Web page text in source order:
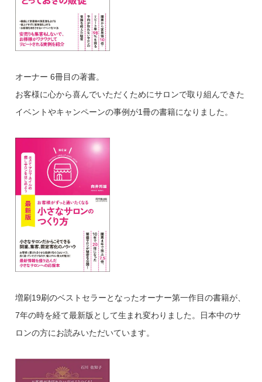
オーナー 6冊目の著書。
お客様に心から喜んでいただくためにサロンで取り組んできた
イベントやキャンペーンの事例が1冊の書籍になりました。
増刷19刷のベストセラーとなったオーナー第一作目の書籍が、
7年の時を経て最新版として生まれ変わりました。日本中のサ
ロンの方にお読みいただいています。